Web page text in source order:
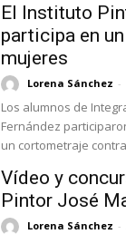
El Instituto
participa en
mujeres
Lorena Sánchez -
Los alumnos de
Fernández
un cortometraje
Vídeo y
Pintor José
Lorena Sánchez -